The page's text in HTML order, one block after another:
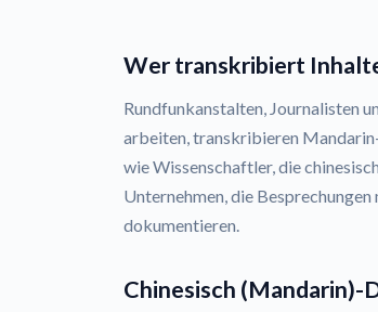
Wer transkribiert
Rundfunkanstalten, Journalisten
arbeiten, transkribieren
wie Wissenschaftler, die
Unternehmen, die
dokumentieren.
Chinesisch